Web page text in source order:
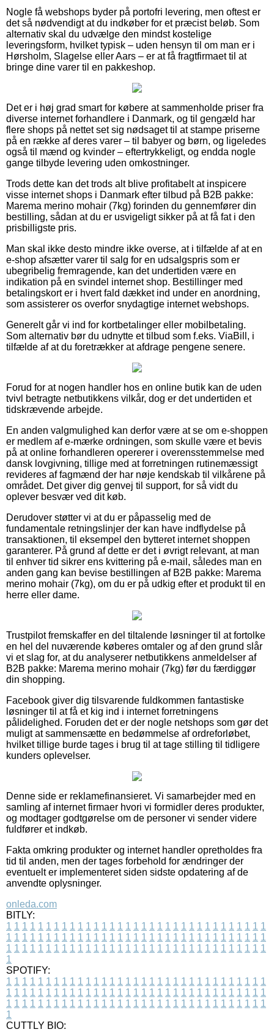
Nogle få webshops byder på portofri levering, men oftest er
det så nødvendigt at du indkøber for et præcist beløb. Som
alternativ skal du udvælge den mindst kostelige
leveringsform, hvilket typisk – uden hensyn til om man er i
Hørsholm, Slagelse eller Aars – er at få fragtfirmaet til at
bringe dine varer til en pakkeshop.
Det er i høj grad smart for købere at sammenholde priser fra
diverse internet forhandlere i Danmark, og til gengæld har
flere shops på nettet set sig nødsaget til at stampe priserne
på en række af deres varer – til babyer og børn, og ligeledes
også til mænd og kvinder – eftertrykkeligt, og endda nogle
gange tilbyde levering uden omkostninger.
Trods dette kan det trods alt blive profitabelt at inspicere
visse internet shops i Danmark efter tilbud på B2B pakke:
Marema merino mohair (7kg) forinden du gennemfører din
bestilling, sådan at du er usvigeligt sikker på at få fat i den
prisbilligste pris.
Man skal ikke desto mindre ikke overse, at i tilfælde af at en
e-shop afsætter varer til salg for en udsalgspris som er
ubegribelig fremragende, kan det undertiden være en
indikation på en svindel internet shop. Bestillinger med
betalingskort er i hvert fald dækket ind under en anordning,
som assisterer os overfor snydagtige internet webshops.
Generelt går vi ind for kortbetalinger eller mobilbetaling.
Som alternativ bør du udnytte et tilbud som f.eks. ViaBill, i
tilfælde af at du foretrækker at afdrage pengene senere.
Forud for at nogen handler hos en online butik kan de uden
tvivl betragte netbutikkens vilkår, dog er det undertiden et
tidskrævende arbejde.
En anden valgmulighed kan derfor være at se om e-shoppen
er medlem af e-mærke ordningen, som skulle være et bevis
på at online forhandleren opererer i overensstemmelse med
dansk lovgivning, tillige med at forretningen rutinemæssigt
revideres af fagmænd der har nøje kendskab til vilkårene på
området. Det giver dig genvej til support, for så vidt du
oplever besvær ved dit køb.
Derudover støtter vi at du er påpasselig med de
fundamentale retningslinjer der kan have indflydelse på
transaktionen, til eksempel den bytteret internet shoppen
garanterer. På grund af dette er det i øvrigt relevant, at man
til enhver tid sikrer ens kvittering på e-mail, således man en
anden gang kan bevise bestillingen af B2B pakke: Marema
merino mohair (7kg), om du er på udkig efter et produkt til en
herre eller dame.
Trustpilot fremskaffer en del tiltalende løsninger til at fortolke
en hel del nuværende køberes omtaler og af den grund slår
vi et slag for, at du analyserer netbutikkens anmeldelser af
B2B pakke: Marema merino mohair (7kg) før du færdiggør
din shopping.
Facebook giver dig tilsvarende fuldkommen fantastiske
løsninger til at få et kig ind i internet forretningens
pålidelighed. Foruden det er der nogle netshops som gør det
muligt at sammensætte en bedømmelse af ordreforløbet,
hvilket tillige burde tages i brug til at tage stilling til tidligere
kunders oplevelser.
Denne side er reklamefinansieret. Vi samarbejder med en
samling af internet firmaer hvori vi formidler deres produkter,
og modtager godtgørelse om de personer vi sender videre
fuldfører et indkøb.
Fakta omkring produkter og internet handler opretholdes fra
tid til anden, men der tages forbehold for ændringer der
eventuelt er implementeret siden sidste opdatering af de
anvendte oplysninger.
onleda.com
BITLY:
1 1 1 1 1 1 1 1 1 1 1 1 1 1 1 1 1 1 1 1 1 1 1 1 1 1 1 1 1 1 1 1 1
1 1 1 1 1 1 1 1 1 1 1 1 1 1 1 1 1 1 1 1 1 1 1 1 1 1 1 1 1 1 1 1 1
1 1 1 1 1 1 1 1 1 1 1 1 1 1 1 1 1 1 1 1 1 1 1 1 1 1 1 1 1 1 1 1 1
1
SPOTIFY:
1 1 1 1 1 1 1 1 1 1 1 1 1 1 1 1 1 1 1 1 1 1 1 1 1 1 1 1 1 1 1 1 1
1 1 1 1 1 1 1 1 1 1 1 1 1 1 1 1 1 1 1 1 1 1 1 1 1 1 1 1 1 1 1 1 1
1 1 1 1 1 1 1 1 1 1 1 1 1 1 1 1 1 1 1 1 1 1 1 1 1 1 1 1 1 1 1 1 1
1
CUTTLY BIO: